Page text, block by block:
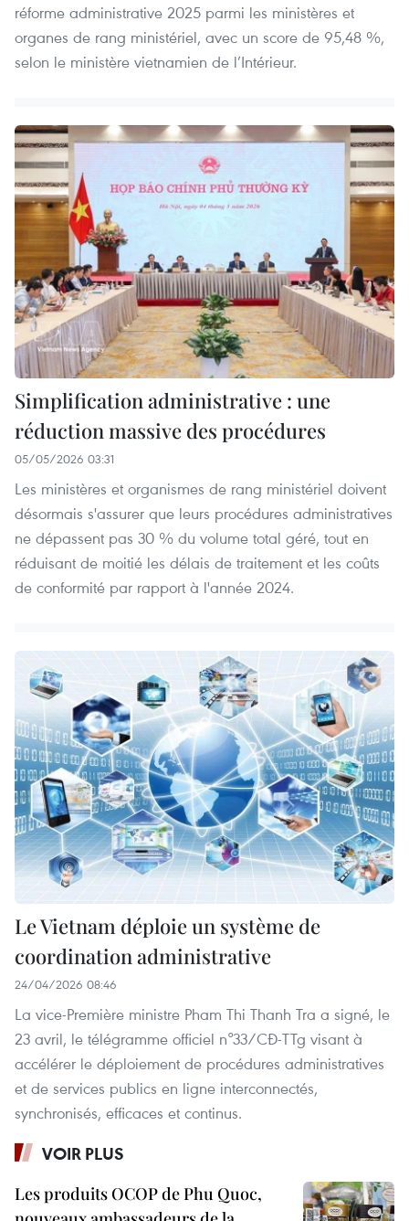
réforme administrative 2025 parmi les ministères et
organes de rang ministériel, avec un score de 95,48 %,
selon le ministère vietnamien de l’Intérieur.
Simplification administrative : une
réduction massive des procédures
05/05/2026 03:31
Les ministères et organismes de rang ministériel doivent
désormais s'assurer que leurs procédures administratives
ne dépassent pas 30 % du volume total géré, tout en
réduisant de moitié les délais de traitement et les coûts
de conformité par rapport à l'année 2024.
Le Vietnam déploie un système de
coordination administrative
24/04/2026 08:46
La vice-Première ministre Pham Thi Thanh Tra a signé, le
23 avril, le télégramme officiel n°33/CĐ-TTg visant à
accélérer le déploiement de procédures administratives
et de services publics en ligne interconnectés,
synchronisés, efficaces et continus.
VOIR PLUS
Les produits OCOP de Phu Quoc,